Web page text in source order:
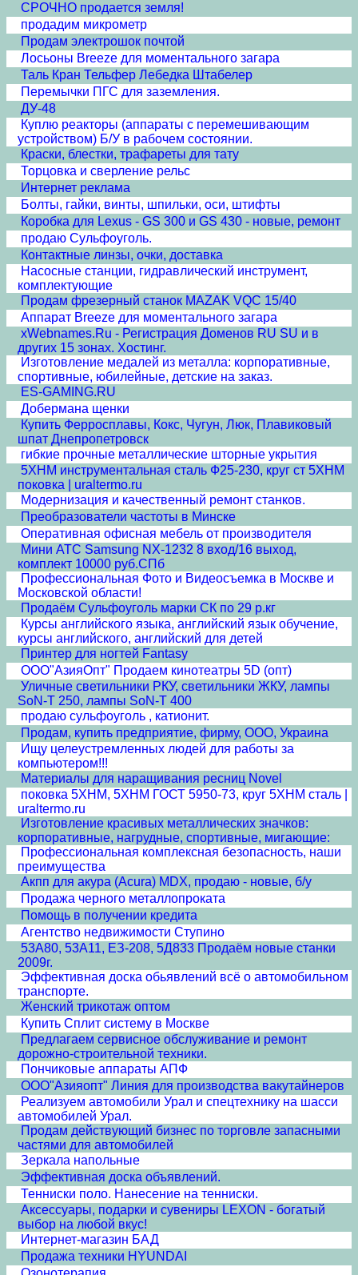
СРОЧНО продается земля!
продадим микрометр
Продам электрошок почтой
Лосьоны Breeze для моментального загара
Таль Кран Тельфер Лебедка Штабелер
Перемычки ПГС для заземления.
ДУ-48
Куплю реакторы (аппараты с перемешивающим
устройством) Б/У в рабочем состоянии.
Краски, блестки, трафареты для тату
Торцовка и сверление рельс
Интернет реклама
Болты, гайки, винты, шпильки, оси, штифты
Коробка для Lexus - GS 300 и GS 430 - новые, ремонт
продаю Сульфоуголь.
Контактные линзы, очки, доставка
Насосные станции, гидравлический инструмент,
комплектующие
Продам фрезерный станок MAZAK VQC 15/40
Аппарат Breeze для моментального загара
xWebnames.Ru - Регистрация Доменов RU SU и в
других 15 зонах. Хостинг.
Изготовление медалей из металла: корпоративные,
спортивные, юбилейные, детские на заказ.
ES-GAMING.RU
Добермана щенки
Купить Ферросплавы, Кокс, Чугун, Люк, Плавиковый
шпат Днепропетровск
гибкие прочные металлические шторные укрытия
5ХНМ инструментальная сталь Ф25-230, круг ст 5ХНМ
поковка | uraltermo.ru
Модернизация и качественный ремонт станков.
Преобразователи частоты в Минске
Оперативная офисная мебель от производителя
Мини АТС Samsung NX-1232 8 вход/16 выход,
комплект 10000 руб.СПб
Профессиональная Фото и Видеосъемка в Москве и
Московской области!
Продаём Сульфоуголь марки СК по 29 р.кг
Курсы английского языка, английский язык обучение,
курсы английского, английский для детей
Принтер для ногтей Fantasy
ООО"АзияОпт" Продаем кинотеатры 5D (опт)
Уличные светильники РКУ, светильники ЖКУ, лампы
SoN-T 250, лампы SoN-T 400
продаю сульфоуголь , катионит.
Продам, купить предприятие, фирму, ООО, Украина
Ищу целеустремленных людей для работы за
компьютером!!!
Материалы для наращивания ресниц Novel
поковка 5ХНМ, 5ХНМ ГОСТ 5950-73, круг 5ХНМ сталь |
uraltermo.ru
Изготовление красивых металлических значков:
корпоративные, нагрудные, спортивные, мигающие:
Профессиональная комплексная безопасность, наши
преимущества
Акпп для акура (Acura) MDX, продаю - новые, б/у
Продажа черного металлопроката
Помощь в получении кредита
Агентство недвижимости Ступино
53А80, 53А11, ЕЗ-208, 5Д833 Продаём новые станки
2009г.
Эффективная доска обьявлений всё о автомобильном
транспорте.
Женский трикотаж оптом
Купить Сплит систему в Москве
Предлагаем сервисное обслуживание и ремонт
дорожно-строительной техники.
Пончиковые аппараты АПФ
ООО"Азияопт" Линия для производства вакутайнеров
Реализуем автомобили Урал и спецтехнику на шасси
автомобилей Урал.
Продам действующий бизнес по торговле запасными
частями для автомобилей
Зеркала напольные
Эффективная доска объявлений.
Тенниски поло. Нанесение на тенниски.
Аксессуары, подарки и сувениры LEXON - богатый
выбор на любой вкус!
Интернет-магазин БАД
Продажа техники HYUNDAI